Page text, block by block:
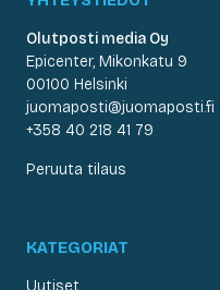
Olutposti media Oy
Epicenter, Mikonkatu 9
00100 Helsinki
juomaposti@juomaposti.fi
+358 40 218 41 79
Peruuta tilaus
KATEGORIAT